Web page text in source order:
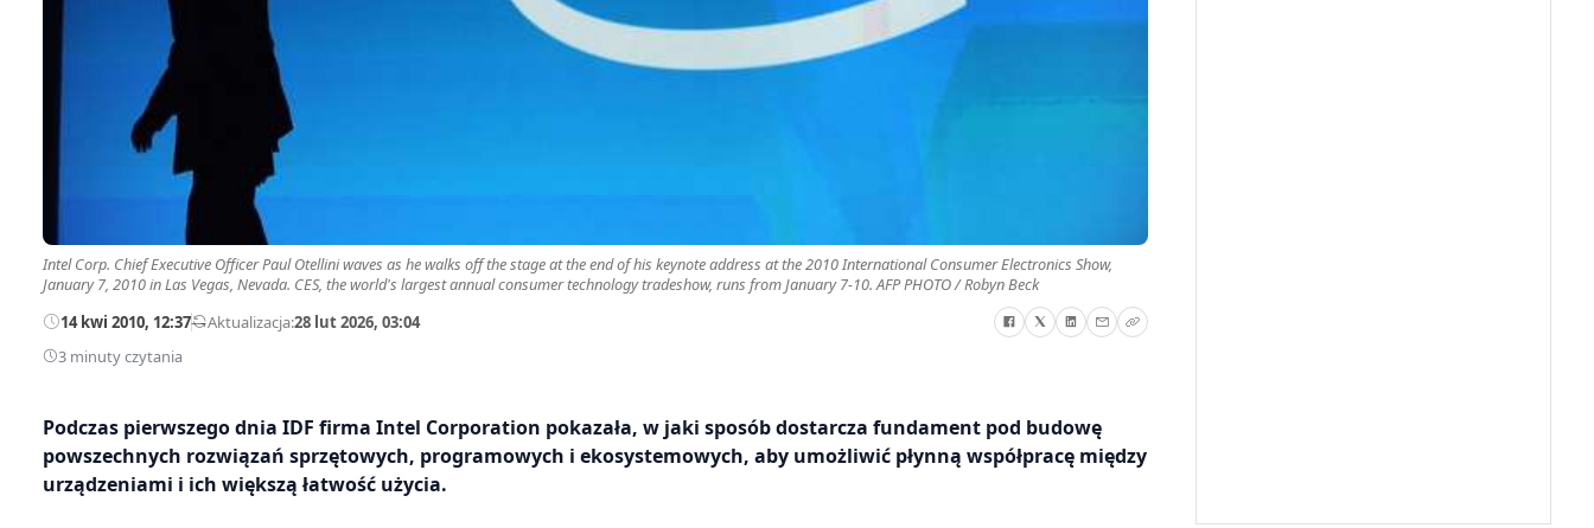
Intel Corp. Chief Executive Officer Paul Otellini waves as he walks off the stage at the end of his keynote address at the 2010 International Consumer Electronics Show,
January 7, 2010 in Las Vegas, Nevada. CES, the world's largest annual consumer technology tradeshow, runs from January 7-10. AFP PHOTO / Robyn Beck
14 kwi 2010, 12:37—Aktualizacja:28 lut 2026, 03:04
3 minuty czytania
Podczas pierwszego dnia IDF firma Intel Corporation pokazała, w jaki sposób dostarcza fundament pod budowę
powszechnych rozwiązań sprzętowych, programowych i ekosystemowych, aby umożliwić płynną współpracę między
urządzeniami i ich większą łatwość użycia.